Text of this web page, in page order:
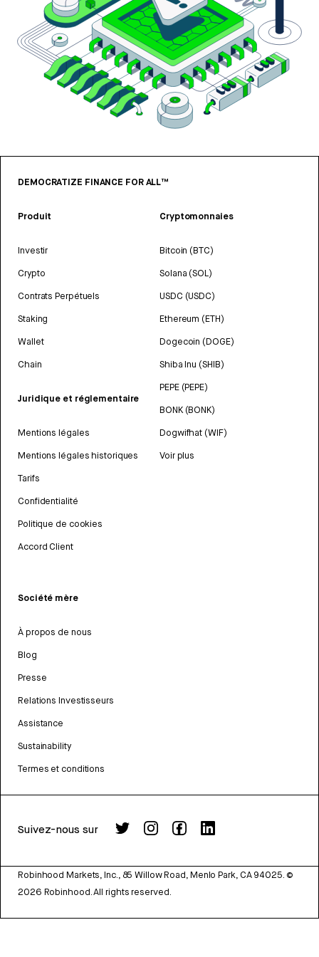
DEMOCRATIZE FINANCE FOR ALL™
Produit
Investir
Crypto
Contrats Perpétuels
Staking
Wallet
Chain
Juridique et réglementaire
Mentions légales
Mentions légales historiques
Tarifs
Confidentialité
Politique de cookies
Accord Client
Cryptomonnaies
Bitcoin (BTC)
Solana (SOL)
USDC (USDC)
Ethereum (ETH)
Dogecoin (DOGE)
Shiba Inu (SHIB)
PEPE (PEPE)
BONK (BONK)
Dogwifhat (WIF)
Voir plus
Société mère
À propos de nous
Blog
Presse
Relations Investisseurs
Assistance
Sustainability
Termes et conditions
Suivez-nous sur
Robinhood Markets, Inc., 85 Willow Road, Menlo Park, CA 94025. ©
2026 Robinhood. All rights reserved.